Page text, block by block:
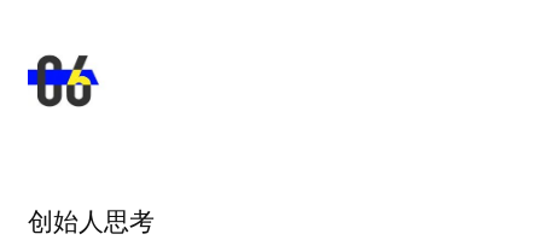
创始人思考